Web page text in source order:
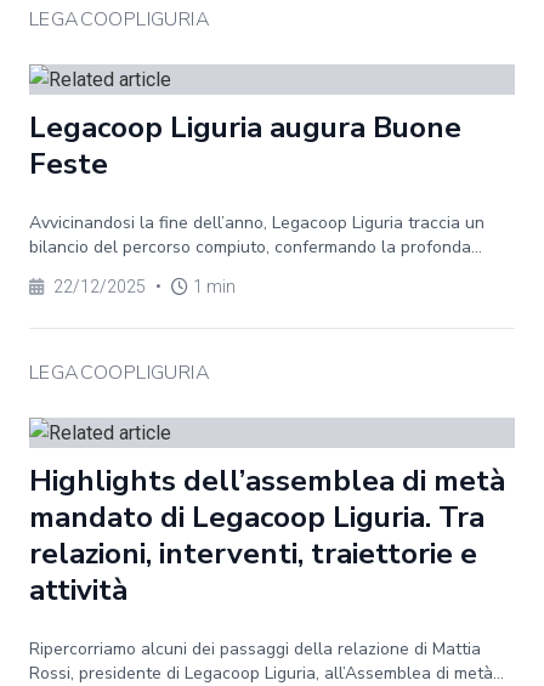
LEGACOOPLIGURIA
Legacoop Liguria augura Buone
Feste
Avvicinandosi la fine dell’anno, Legacoop Liguria traccia un
bilancio del percorso compiuto, confermando la profonda...
22/12/2025 • 1 min
LEGACOOPLIGURIA
Highlights dell’assemblea di metà
mandato di Legacoop Liguria. Tra
relazioni, interventi, traiettorie e
attività
Ripercorriamo alcuni dei passaggi della relazione di Mattia
Rossi, presidente di Legacoop Liguria, all’Assemblea di metà...